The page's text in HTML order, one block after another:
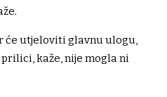
će utjeloviti glavnu ulogu,
kaže, nije mogla ni